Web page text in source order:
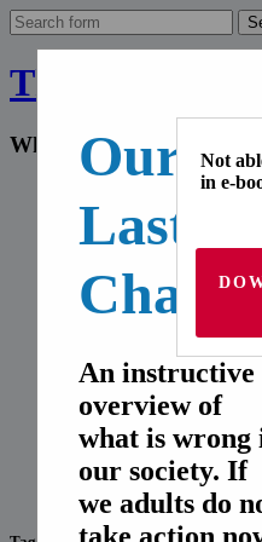
Not
in e-
The Final
What the world doesn't
English
Deutsch
Español
Italiano
Home
English
Deutsch
Français
Español
Italiano
Our
Last
An instructive
overview of
what is wrong
our society. If
we adults do